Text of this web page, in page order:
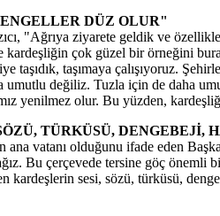
DÜZ OLUR"
"Ağrıya ziyarete geldik ve
çok güzel bir örneğini
taşımaya çalışıyoruz.
değiliz. Tuzla için de daha
yenilmez olur. Bu yüzden,
TÜRKÜSÜ, DENGEBEJİ,
ana vatanı olduğunu ifade eden
Bu çerçevede tersine göç önemli
kardeşlerin sesi, sözü, türküsü,